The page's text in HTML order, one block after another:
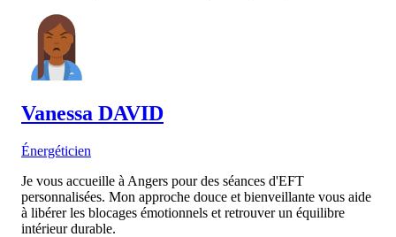
Vanessa DAVID
Énergéticien
Je vous accueille à Angers pour des séances d'EFT
personnalisées. Mon approche douce et bienveillante vous aide
à libérer les blocages émotionnels et retrouver un équilibre
intérieur durable.